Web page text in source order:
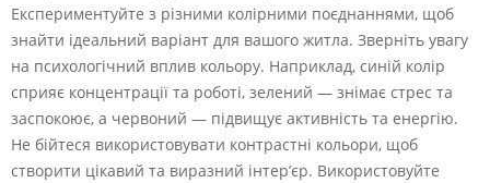
Експериментуйте з різними колірними поєднаннями, щоб
знайти ідеальний варіант для вашого житла. Зверніть увагу
на психологічний вплив кольору. Наприклад, синій колір
сприяє концентрації та роботі, зелений — знімає стрес та
заспокоює, а червоний — підвищує активність та енергію.
Не бійтеся використовувати контрастні кольори, щоб
створити цікавий та виразний інтер’єр. Використовуйте